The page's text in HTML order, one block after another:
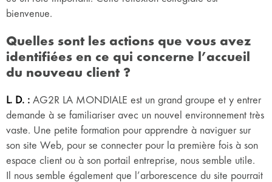
bienvenue.
Quelles sont les actions que vous avez
identifiées en ce qui concerne l’accueil
du nouveau client ?
L. D. : AG2R LA MONDIALE est un grand groupe et y entrer
demande à se familiariser avec un nouvel environnement très
vaste. Une petite formation pour apprendre à naviguer sur
son site Web, pour se connecter pour la première fois à son
espace client ou à son portail entreprise, nous semble utile.
Il nous semble également que l’arborescence du site pourrait